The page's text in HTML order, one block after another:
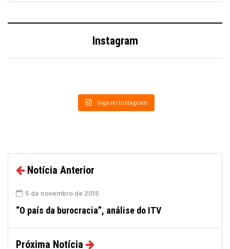
Instagram
Siga no Instagram
Notícia Anterior
5 de novembro de 2015
“O país da burocracia”, análise do ITV
Próxima Notícia